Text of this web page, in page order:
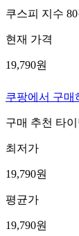
쿠스피 지수 80
현재 가격
19,790원
쿠팡에서 구매
구매 추천 타이
최저가
19,790원
평균가
19,790원